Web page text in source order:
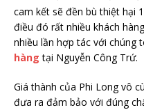
cam kết sẽ đền bù thiệt hại
điều đó rất nhiều khách
nhiều lần hợp tác với chúng
hàng tại Nguyễn Công Trứ.
Giá thành của Phi Long vô
đưa ra đảm bảo với đúng